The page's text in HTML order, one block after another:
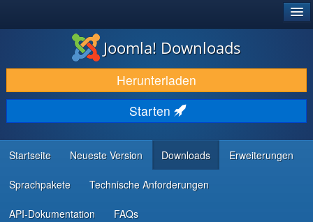
DOWNLOAD & ERWEITERN
ENTDECKEN & LERNEN
COMMUNITY & SUPPORT
RESSOURCEN FÜR ENTWICKLER
Joomla! Downloads
Herunterladen
Starten
Startseite Neueste Version Downloads Erweiterungen
Sprachpakete Technische Anforderungen
API-Dokumentation FAQs